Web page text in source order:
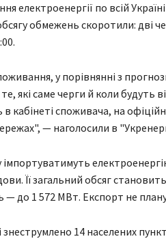
електроенергії по всій
обмежень скоротили: дві
у порівнянні з
які саме черги й коли будуть
в кабінеті споживача, на
— наголосили в
Її загальний обсяг
— до 1 572 МВт. Експорт не
знеструмлено 14 населених